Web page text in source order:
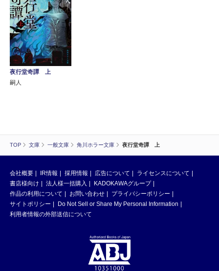
TOP 文庫 一般文庫 角川ホラー文庫 夜行堂奇譚 上
夜行堂奇譚 上
嗣人
会社概要 IR情報 採用情報 広告について
ライセンスについて
書店様向け
法人様一括購入
KADOKAWAグループ
作品の利用について
お問い合わせ
プライバシーポリシー
サイトポリシー
Do Not Sell or Share My Personal Information
利用者情報の外部送信について